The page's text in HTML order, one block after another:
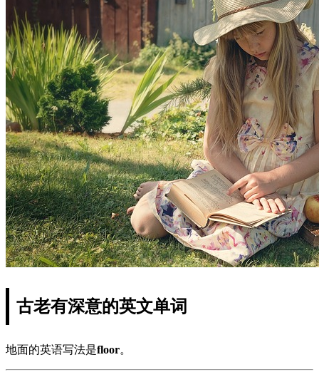
古老有深意的英文单词
地面的英语写法是floor。